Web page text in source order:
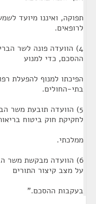
תפוקה, ואיננו מיועד
לרופאים.
4) הוועדה פונה לשר
ההסכם, כדי למנוע
הפיכתו למנוף להפעלת
בתי-החולים.
5) הוועדה תובעת משר
לחקיקת חוק ביטוח
ממלכתי.
על מצב קיצור התורים
בעקבות ההסכם."